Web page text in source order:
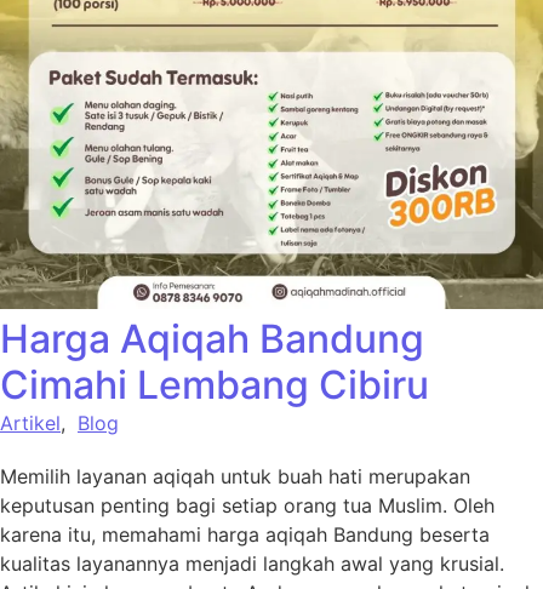
Harga Aqiqah Bandung
Cimahi Lembang Cibiru
Artikel, Blog
Memilih layanan aqiqah untuk buah hati merupakan
keputusan penting bagi setiap orang tua Muslim. Oleh
karena itu, memahami harga aqiqah Bandung beserta
kualitas layanannya menjadi langkah awal yang krusial.